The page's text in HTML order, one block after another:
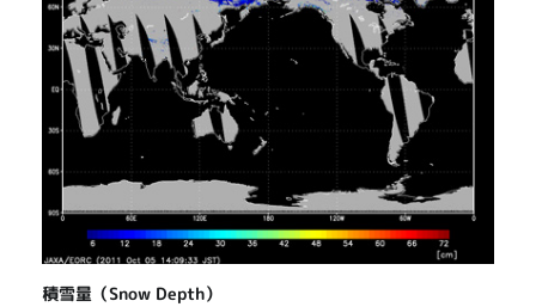
積雪量（Snow Depth）